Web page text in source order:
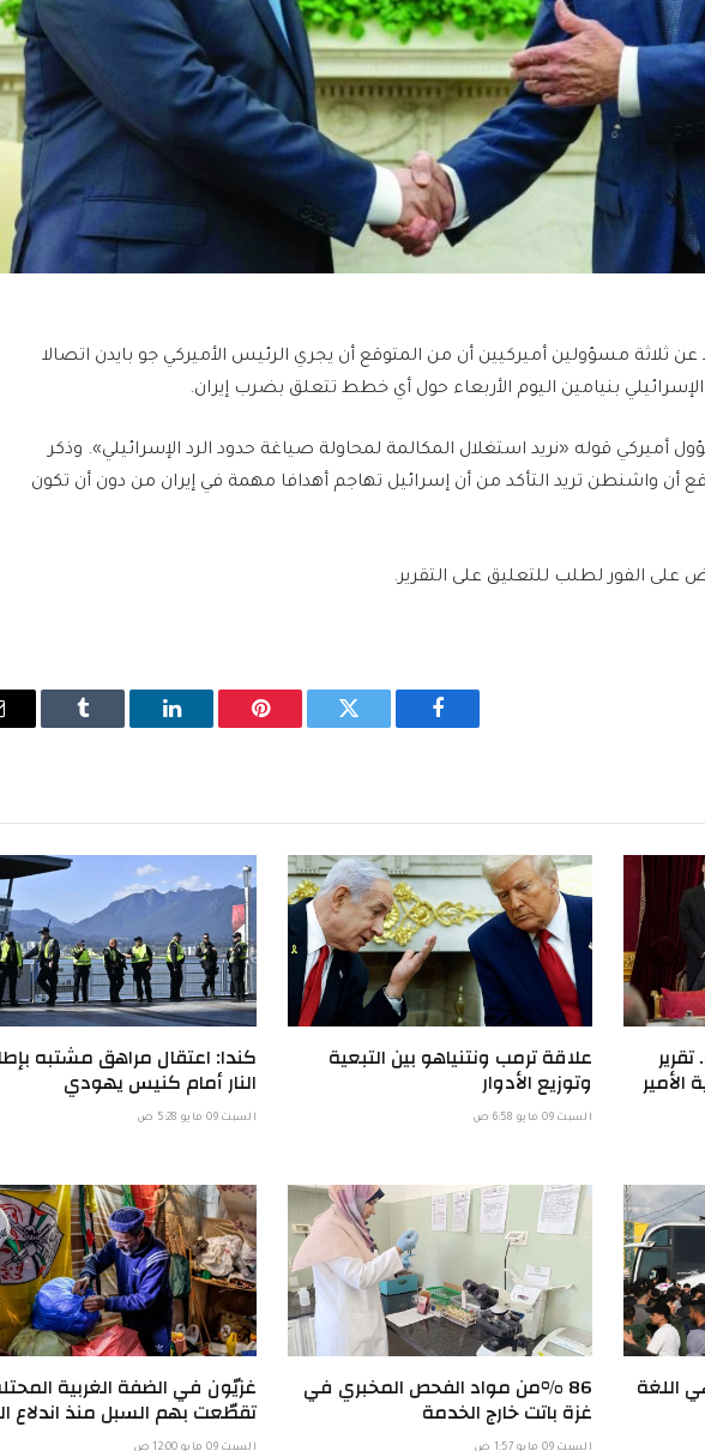
ثلاثة مسؤولين أميركيين أن من المتوقع أن يجري الرئيس الأميركي جو بايدن اتصالا
بنيامين اليوم الأربعاء حول أي خطط تتعلق بضرب إيران.
قوله «نريد استغلال المكالمة لمحاولة صياغة حدود الرد الإسرائيلي». وذكر
أن واشنطن تريد التأكد من أن إسرائيل تهاجم أهدافا مهمة في إيران من دون أن تكون
على الفور لطلب للتعليق على التقرير.
فيسبوك تويتر بينتيريستلينكدإن Tumblr
علاقة ترمب ونتنياهو بين التبعية
وتوزيع الأدوار
السبت 09 مايو 6:58 ص
كندا: اعتقال مراهق مشتبه
النار أمام كنيس يهودي
السبت 09 مايو 5:28 ص
اللغة 86 %من مواد الفحص المخبري في
غزة باتت خارج الخدمة
غزيّون في الضفة الغربية
تقطّعت بهم السبل منذ اندلاع